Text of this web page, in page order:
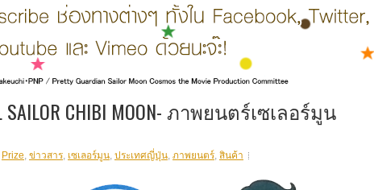
SAILOR CHIBI MOON- ภาพยนตร์เซเลอร์มูน
Prize, ข่าวสาร, เซเลอร์มูน, ประเทศญี่ปุ่น, ภาพยนตร์, สินค้า